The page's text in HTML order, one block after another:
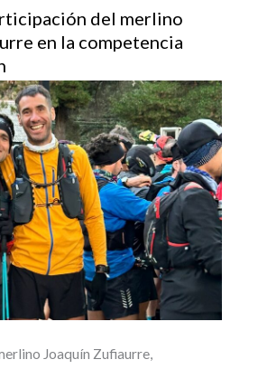
del merlino
en la competencia
Joaquín Zufiaurre,